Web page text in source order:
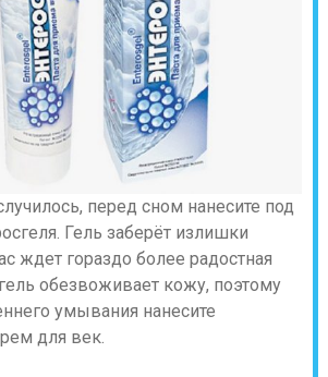
перед сном нанесите под
Гель заберёт излишки
ждет гораздо более радостная
обезвоживает кожу, поэтому
умывания нанесите
для век.